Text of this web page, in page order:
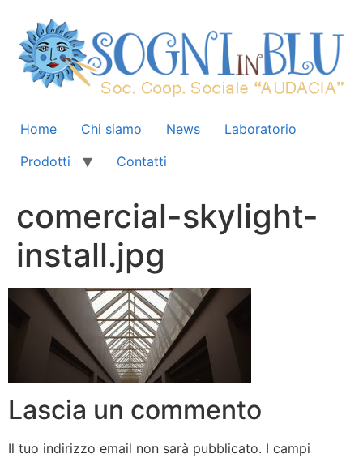
Home Chi siamo News
Laboratorio
Prodotti
Contatti
comercial-skylight-
install.jpg
Lascia un commento
Il tuo indirizzo email non sarà pubblicato. I campi